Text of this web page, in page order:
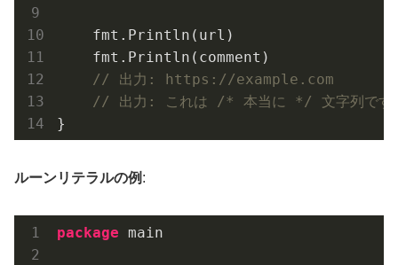
    fmt.Println(url)
    fmt.Println(comment)
// 出力: https://example.com
// 出力: これは /* 本当に */ 文字列です
ルーンリテラルの例 :
package main